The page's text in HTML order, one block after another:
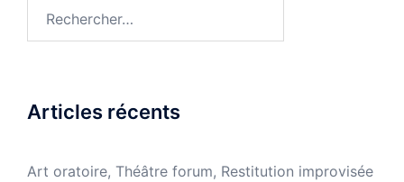
Articles récents
Art oratoire, Théâtre forum, Restitution improvisée